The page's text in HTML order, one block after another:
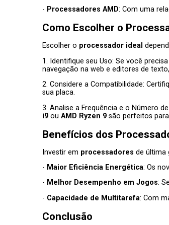
- Processadores AMD: Com uma
Como Escolher o
Escolher o processador ideal
1. Identifique seu Uso: Se você
navegação na web e editores de
2. Considere a Compatibilidade:
sua placa.
3. Analise a Frequência e o Número
i9 ou AMD Ryzen 9 são perfeitos
Benefícios dos
Investir em processadores de última
- Maior Eficiência Energética: Os
- Melhor Desempenho em Jogos:
- Capacidade de Multitarefa: Com
Conclusão